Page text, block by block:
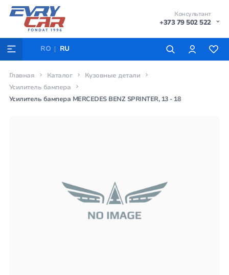
Консультант
+373 79 502 522
RO RU
Главная Каталог
Кузовные детали
Усилитель бампера
Усилитель бампера MERCEDES BENZ SPRINTER, 13 - 18